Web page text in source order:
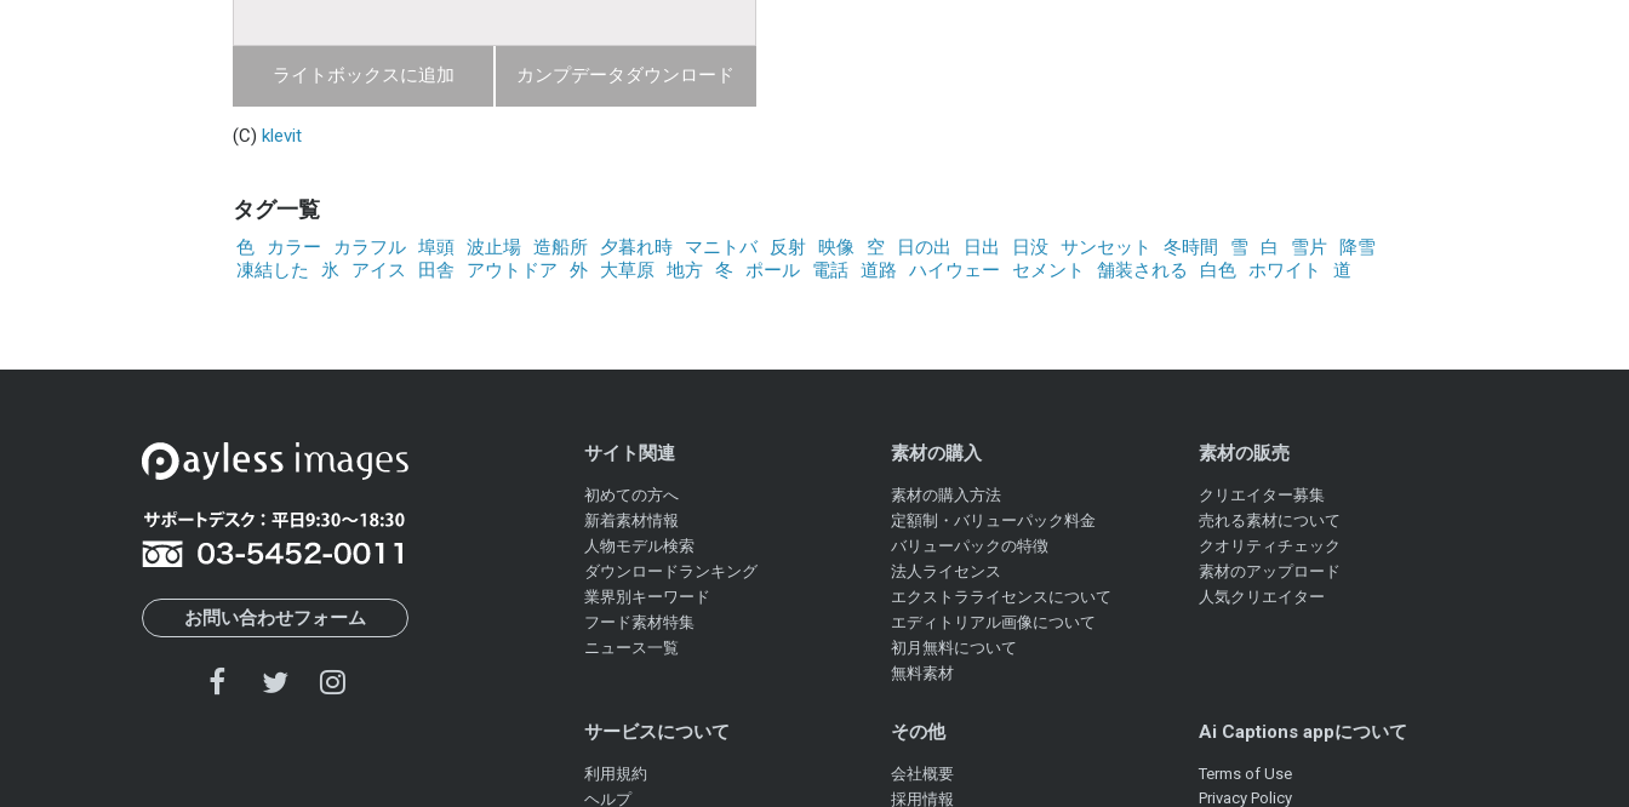
ライトボックスに追加 カンプデータダウンロード
(C) klevit
タグ一覧
色 カラー カラフル 埠頭 波止場 造船所 夕暮れ時 マニトバ 反射 映像 空 日の出 日出 日没 サンセット 冬時間 雪 白 雪片
降雪
凍結した
氷 アイス 田舎 アウトドア 外 大草原 地方 冬 ポール 電話 道路 ハイウェー セメント 舗装される 白色 ホワイト 道
お問い合わせフォーム
サイト関連
初めての方へ
新着素材情報
人物モデル検索
ダウンロードランキング
業界別キーワード
フード素材特集
ニュース一覧
素材の購入
素材の購入方法
定額制・バリューパック料金
バリューパックの特徴
法人ライセンス
エクストラライセンスについて
エディトリアル画像について
初月無料について
無料素材
素材の販売
クリエイター募集
売れる素材について
クオリティチェック
素材のアップロード
人気クリエイター
サービスについて
利用規約
ヘルプ
その他
会社概要
採用情報
Ai Captions appについて
Terms of Use
Privacy Policy